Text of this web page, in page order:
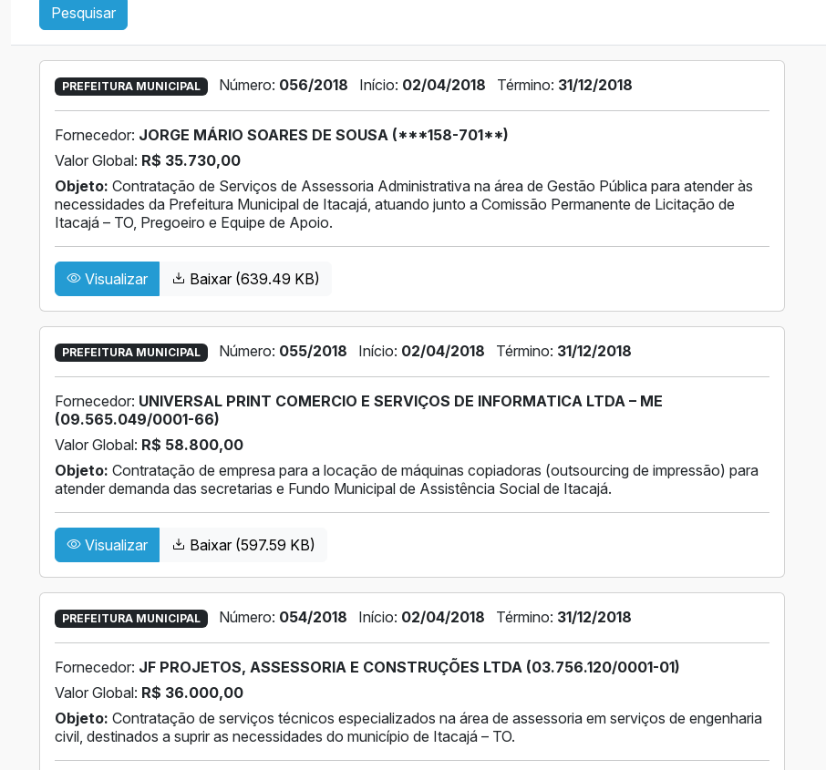
Pesquisar
PREFEITURA MUNICIPAL Número: 056/2018 Início: 02/04/2018 Término: 31/12/2018
Fornecedor: JORGE MÁRIO SOARES DE SOUSA (***158-701**)
Valor Global: R$ 35.730,00
Objeto: Contratação de Serviços de Assessoria Administrativa na área de Gestão Pública para atender às
necessidades da Prefeitura Municipal de Itacajá, atuando junto a Comissão Permanente de Licitação de
Itacajá – TO, Pregoeiro e Equipe de Apoio.
Visualizar Baixar (639.49 KB)
PREFEITURA MUNICIPAL Número: 055/2018 Início: 02/04/2018 Término: 31/12/2018
Fornecedor: UNIVERSAL PRINT COMERCIO E SERVIÇOS DE INFORMATICA LTDA – ME
(09.565.049/0001-66)
Valor Global: R$ 58.800,00
Objeto: Contratação de empresa para a locação de máquinas copiadoras (outsourcing de impressão) para
atender demanda das secretarias e Fundo Municipal de Assistência Social de Itacajá.
Visualizar Baixar (597.59 KB)
PREFEITURA MUNICIPAL Número: 054/2018 Início: 02/04/2018 Término: 31/12/2018
Fornecedor: JF PROJETOS, ASSESSORIA E CONSTRUÇÕES LTDA (03.756.120/0001-01)
Valor Global: R$ 36.000,00
Objeto: Contratação de serviços técnicos especializados na área de assessoria em serviços de engenharia
civil, destinados a suprir as necessidades do município de Itacajá – TO.